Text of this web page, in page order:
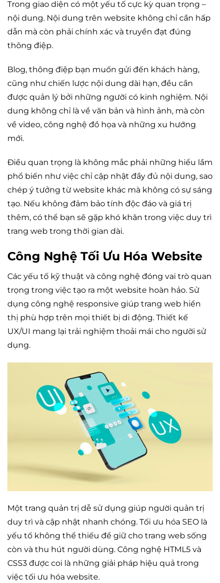
Trong giao diện có một yếu tố cực kỳ quan trọng –
nội dung. Nội dung trên website không chỉ cần hấp
dẫn mà còn phải chính xác và truyền đạt đúng
thông điệp.
Blog, thông điệp bạn muốn gửi đến khách hàng,
cũng như chiến lược nội dung dài hạn, đều cần
được quản lý bởi những người có kinh nghiệm. Nội
dung không chỉ là về văn bản và hình ảnh, mà còn
về video, công nghệ đồ họa và những xu hướng
mới.
Điều quan trọng là không mắc phải những hiểu lầm
phổ biến như việc chỉ cập nhật đầy đủ nội dung, sao
chép ý tưởng từ website khác mà không có sự sáng
tạo. Nếu không đảm bảo tính độc đáo và giá trị
thêm, có thể bạn sẽ gặp khó khăn trong việc duy trì
trang web trong thời gian dài.
Công Nghệ Tối Ưu Hóa Website
Các yếu tố kỹ thuật và công nghệ đóng vai trò quan
trọng trong việc tạo ra một website hoàn hảo. Sử
dụng công nghệ responsive giúp trang web hiển
thị phù hợp trên mọi thiết bị di động. Thiết kế
UX/UI mang lại trải nghiệm thoải mái cho người sử
dụng.
Một trang quản trị dễ sử dụng giúp người quản trị
duy trì và cập nhật nhanh chóng. Tối ưu hóa SEO là
yếu tố không thể thiếu để giữ cho trang web sống
còn và thu hút người dùng. Công nghệ HTML5 và
CSS3 được coi là những giải pháp hiệu quả trong
việc tối ưu hóa website.